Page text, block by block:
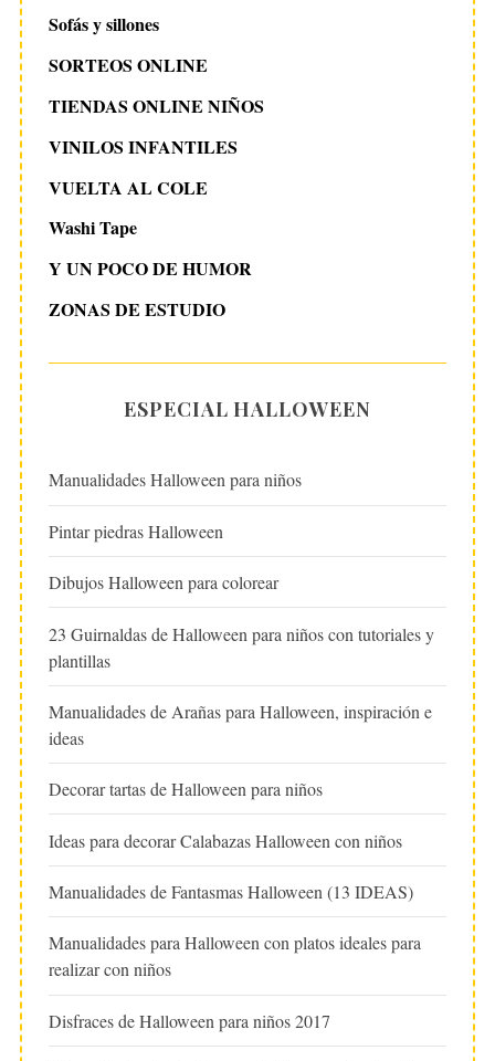
Sofás y sillones
SORTEOS ONLINE
TIENDAS ONLINE NIÑOS
VINILOS INFANTILES
VUELTA AL COLE
Washi Tape
Y UN POCO DE HUMOR
ZONAS DE ESTUDIO
ESPECIAL HALLOWEEN
Manualidades Halloween para niños
Pintar piedras Halloween
Dibujos Halloween para colorear
23 Guirnaldas de Halloween para niños con tutoriales y
plantillas
Manualidades de Arañas para Halloween, inspiración e
ideas
Decorar tartas de Halloween para niños
Ideas para decorar Calabazas Halloween con niños
Manualidades de Fantasmas Halloween (13 IDEAS)
Manualidades para Halloween con platos ideales para
realizar con niños
Disfraces de Halloween para niños 2017